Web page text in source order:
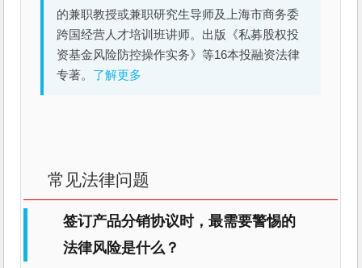
的兼职教授或兼职研究生导师及上海市商务委
跨国经营人才培训班讲师。出版《私募股权投
资基金风险防控操作实务》等16本投融资法律
专著。 了解更多
常见法律问题
签订产品分销协议时，最需要警惕的
法律风险是什么？